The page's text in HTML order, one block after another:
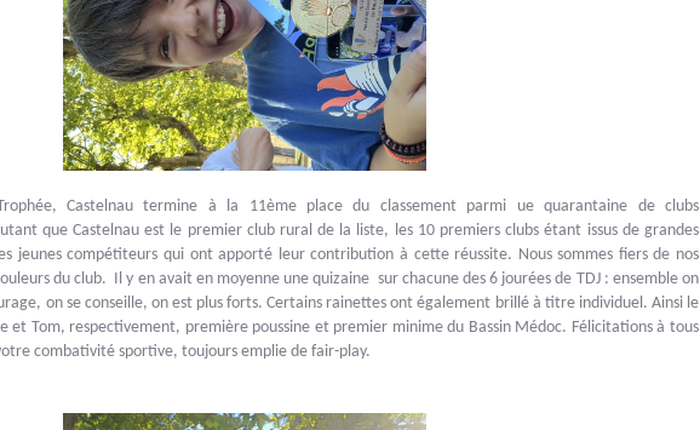
Castelnau termine à la 11ème place du classement parmi ue quarantaine de clubs
que Castelnau est le premier club rural de la liste, les 10 premiers clubs étant issus de grandes
jeunes compétiteurs qui ont apporté leur contribution à cette réussite. Nous sommes fiers de nos
du club. Il y en avait en moyenne une quizaine sur chacune des 6 jourées de TDJ : ensemble on
on se conseille, on est plus forts. Certains rainettes ont également brillé à titre individuel. Ainsi le
et Tom, respectivement, première poussine et premier minime du Bassin Médoc. Félicitations à tous
combativité sportive, toujours emplie de fair-play.